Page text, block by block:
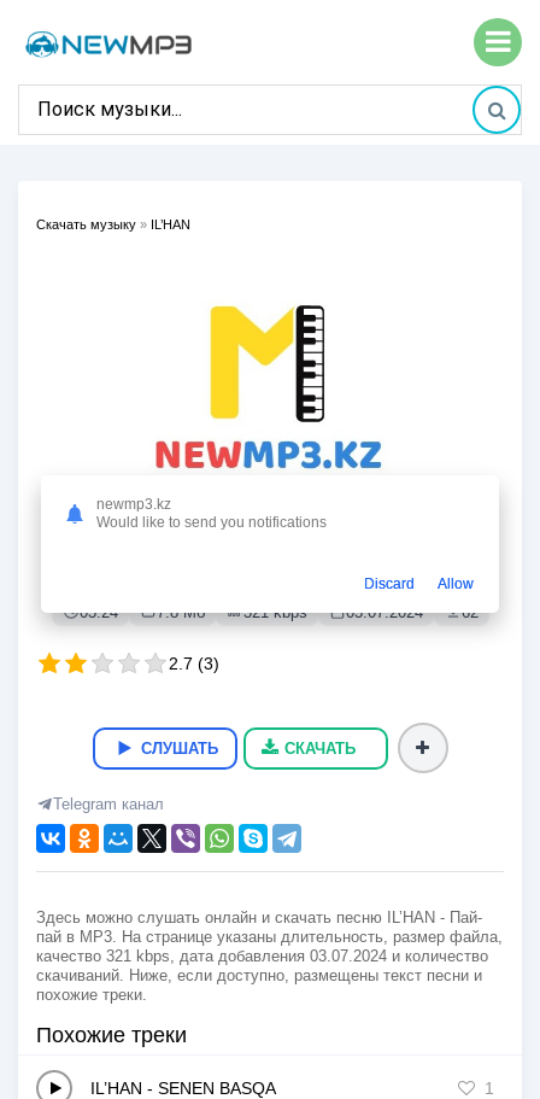
Скачать музыку » IL’HAN
03:24 7.8 Мб 321 kbps 03.07.2024 62
2.7 (3)
СЛУШАТЬ СКАЧАТЬ
Telegram канал
Здесь можно слушать онлайн и скачать песню IL’HAN - Пай-
пай в MP3. На странице указаны длительность, размер файла,
качество 321 kbps, дата добавления 03.07.2024 и количество
скачиваний. Ниже, если доступно, размещены текст песни и
похожие треки.
Похожие треки
IL’HAN - SENEN BASQA 1
newmp3.kz
Would like to send you notifications
Discard Allow